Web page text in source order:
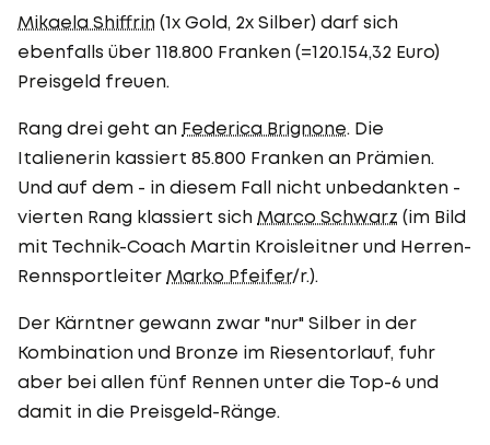
Mikaela Shiffrin (1x Gold, 2x Silber) darf sich
ebenfalls über 118.800 Franken (=120.154,32 Euro)
Preisgeld freuen.
Rang drei geht an Federica Brignone. Die
Italienerin kassiert 85.800 Franken an Prämien.
Und auf dem - in diesem Fall nicht unbedankten -
vierten Rang klassiert sich Marco Schwarz (im Bild
mit Technik-Coach Martin Kroisleitner und Herren-
Rennsportleiter Marko Pfeifer/r.).
Der Kärntner gewann zwar "nur" Silber in der
Kombination und Bronze im Riesentorlauf, fuhr
aber bei allen fünf Rennen unter die Top-6 und
damit in die Preisgeld-Ränge.